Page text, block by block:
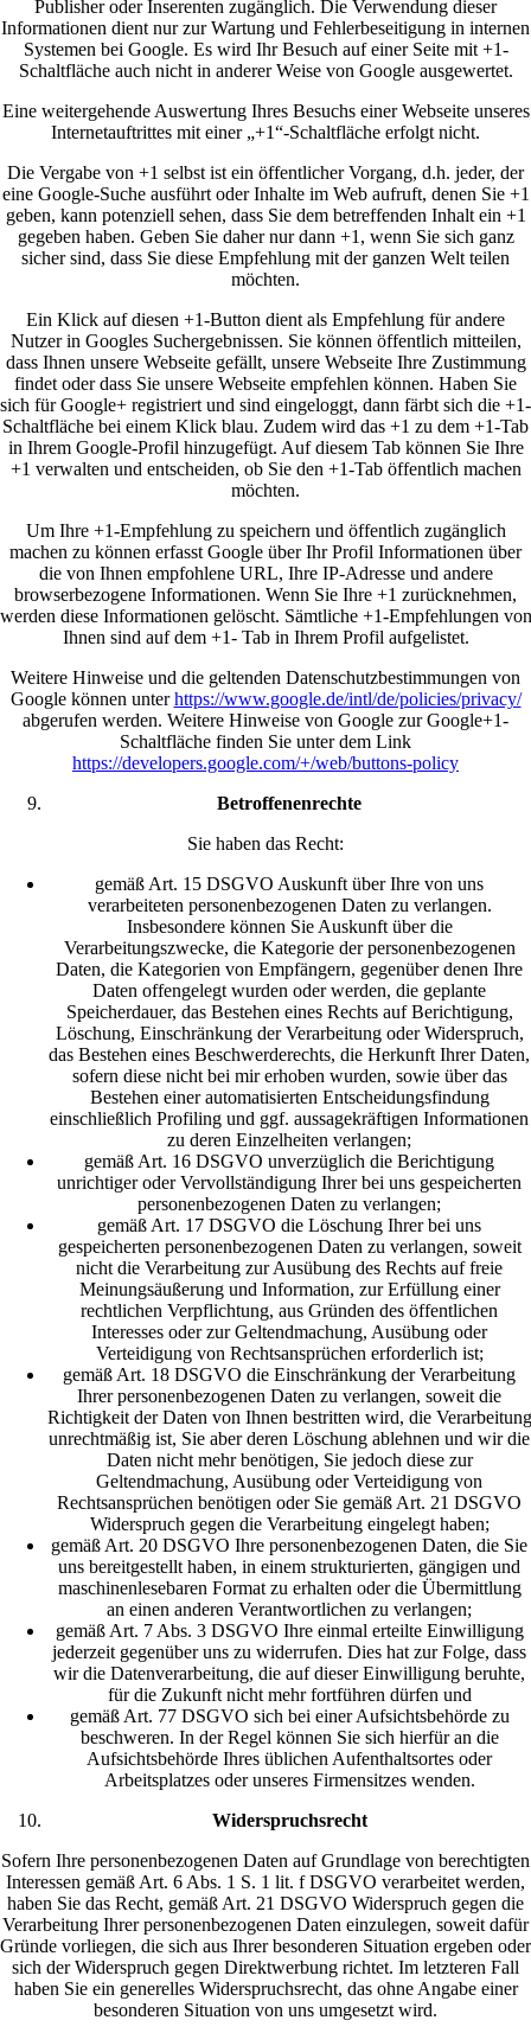
Publisher oder Inserenten zugänglich. Die Verwendung dieser
Informationen dient nur zur Wartung und Fehlerbeseitigung in internen
Systemen bei Google. Es wird Ihr Besuch auf einer Seite mit +1-
Schaltfläche auch nicht in anderer Weise von Google ausgewertet.
Eine weitergehende Auswertung Ihres Besuchs einer Webseite unseres
Internetauftrittes mit einer „+1“-Schaltfläche erfolgt nicht.
Die Vergabe von +1 selbst ist ein öffentlicher Vorgang, d.h. jeder, der
eine Google-Suche ausführt oder Inhalte im Web aufruft, denen Sie +1
geben, kann potenziell sehen, dass Sie dem betreffenden Inhalt ein +1
gegeben haben. Geben Sie daher nur dann +1, wenn Sie sich ganz
sicher sind, dass Sie diese Empfehlung mit der ganzen Welt teilen
möchten.
Ein Klick auf diesen +1-Button dient als Empfehlung für andere
Nutzer in Googles Suchergebnissen. Sie können öffentlich mitteilen,
dass Ihnen unsere Webseite gefällt, unsere Webseite Ihre Zustimmung
findet oder dass Sie unsere Webseite empfehlen können. Haben Sie
sich für Google+ registriert und sind eingeloggt, dann färbt sich die +1-
Schaltfläche bei einem Klick blau. Zudem wird das +1 zu dem +1-Tab
in Ihrem Google-Profil hinzugefügt. Auf diesem Tab können Sie Ihre
+1 verwalten und entscheiden, ob Sie den +1-Tab öffentlich machen
möchten.
Um Ihre +1-Empfehlung zu speichern und öffentlich zugänglich
machen zu können erfasst Google über Ihr Profil Informationen über
die von Ihnen empfohlene URL, Ihre IP-Adresse und andere
browserbezogene Informationen. Wenn Sie Ihre +1 zurücknehmen,
werden diese Informationen gelöscht. Sämtliche +1-Empfehlungen von
Ihnen sind auf dem +1- Tab in Ihrem Profil aufgelistet.
Weitere Hinweise und die geltenden Datenschutzbestimmungen von
Google können unterhttps://www.google.de/intl/de/policies/privacy/
abgerufen werden. Weitere Hinweise von Google zur Google+1-
Schaltfläche finden Sie unter dem Link
https://developers.google.com/+/web/buttons-policy
Betroffenenrechte
Sie haben das Recht:
gemäß Art. 15 DSGVO Auskunft über Ihre von uns
verarbeiteten personenbezogenen Daten zu verlangen.
Insbesondere können Sie Auskunft über die
Verarbeitungszwecke, die Kategorie der personenbezogenen
Daten, die Kategorien von Empfängern, gegenüber denen Ihre
Daten offengelegt wurden oder werden, die geplante
Speicherdauer, das Bestehen eines Rechts auf Berichtigung,
Löschung, Einschränkung der Verarbeitung oder Widerspruch,
das Bestehen eines Beschwerderechts, die Herkunft Ihrer Daten,
sofern diese nicht bei mir erhoben wurden, sowie über das
Bestehen einer automatisierten Entscheidungsfindung
einschließlich Profiling und ggf. aussagekräftigen Informationen
zu deren Einzelheiten verlangen;
gemäß Art. 16 DSGVO unverzüglich die Berichtigung
unrichtiger oder Vervollständigung Ihrer bei uns gespeicherten
personenbezogenen Daten zu verlangen;
gemäß Art. 17 DSGVO die Löschung Ihrer bei uns
gespeicherten personenbezogenen Daten zu verlangen, soweit
nicht die Verarbeitung zur Ausübung des Rechts auf freie
Meinungsäußerung und Information, zur Erfüllung einer
rechtlichen Verpflichtung, aus Gründen des öffentlichen
Interesses oder zur Geltendmachung, Ausübung oder
Verteidigung von Rechtsansprüchen erforderlich ist;
gemäß Art. 18 DSGVO die Einschränkung der Verarbeitung
Ihrer personenbezogenen Daten zu verlangen, soweit die
Richtigkeit der Daten von Ihnen bestritten wird, die Verarbeitung
unrechtmäßig ist, Sie aber deren Löschung ablehnen und wir die
Daten nicht mehr benötigen, Sie jedoch diese zur
Geltendmachung, Ausübung oder Verteidigung von
Rechtsansprüchen benötigen oder Sie gemäß Art. 21 DSGVO
Widerspruch gegen die Verarbeitung eingelegt haben;
gemäß Art. 20 DSGVO Ihre personenbezogenen Daten, die Sie
uns bereitgestellt haben, in einem strukturierten, gängigen und
maschinenlesebaren Format zu erhalten oder die Übermittlung
an einen anderen Verantwortlichen zu verlangen;
gemäß Art. 7 Abs. 3 DSGVO Ihre einmal erteilte Einwilligung
jederzeit gegenüber uns zu widerrufen. Dies hat zur Folge, dass
wir die Datenverarbeitung, die auf dieser Einwilligung beruhte,
für die Zukunft nicht mehr fortführen dürfen und
gemäß Art. 77 DSGVO sich bei einer Aufsichtsbehörde zu
beschweren. In der Regel können Sie sich hierfür an die
Aufsichtsbehörde Ihres üblichen Aufenthaltsortes oder
Arbeitsplatzes oder unseres Firmensitzes wenden.
Widerspruchsrecht
Sofern Ihre personenbezogenen Daten auf Grundlage von berechtigten
Interessen gemäß Art. 6 Abs. 1 S. 1 lit. f DSGVO verarbeitet werden,
haben Sie das Recht, gemäß Art. 21 DSGVO Widerspruch gegen die
Verarbeitung Ihrer personenbezogenen Daten einzulegen, soweit dafür
Gründe vorliegen, die sich aus Ihrer besonderen Situation ergeben oder
sich der Widerspruch gegen Direktwerbung richtet. Im letzteren Fall
haben Sie ein generelles Widerspruchsrecht, das ohne Angabe einer
besonderen Situation von uns umgesetzt wird.